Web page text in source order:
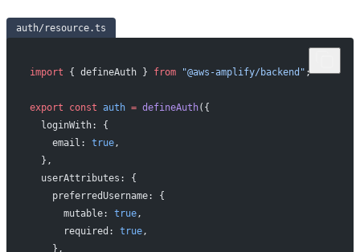
auth/resource.ts
import { defineAuth } from "@aws-amplify/backend" ;
export const auth = defineAuth({
  loginWith: {
    email:
true,
  },
  userAttributes: {
    preferredUsername: {
      mutable:
true,
      required:
true,
    },